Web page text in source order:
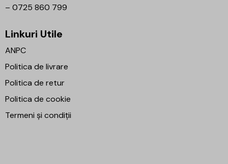
– 0725 860 799
Linkuri Utile
ANPC
Politica de livrare
Politica de retur
Politica de cookie
Termeni și condiții